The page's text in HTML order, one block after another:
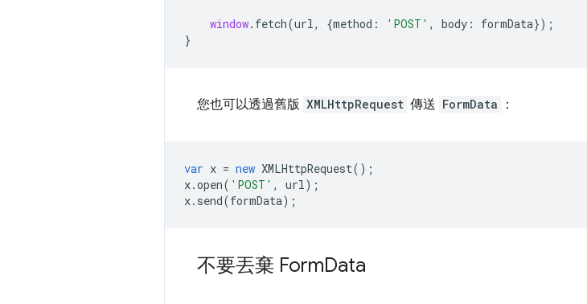
window. fetch(url, {method : 'POST' , body : formData});
}
您也可以透過舊版 XMLHttpRequest 傳送 FormData ：
var x = new XMLHttpRequest();
x.open( 'POST' , url);
x. send(formData);
不要丟棄 FormData